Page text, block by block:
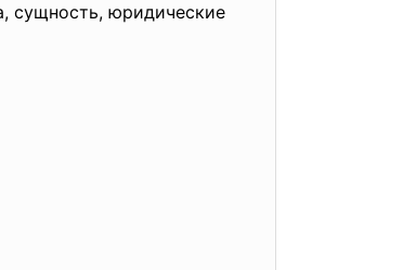
сущность, юридические